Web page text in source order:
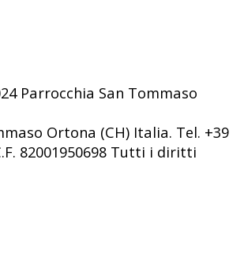
Parrocchia San Tommaso
Ortona (CH) Italia. Tel. +39
82001950698 Tutti i diritti